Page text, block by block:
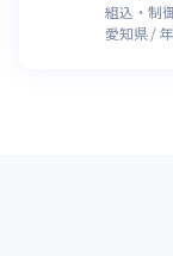
組込・制
愛知県